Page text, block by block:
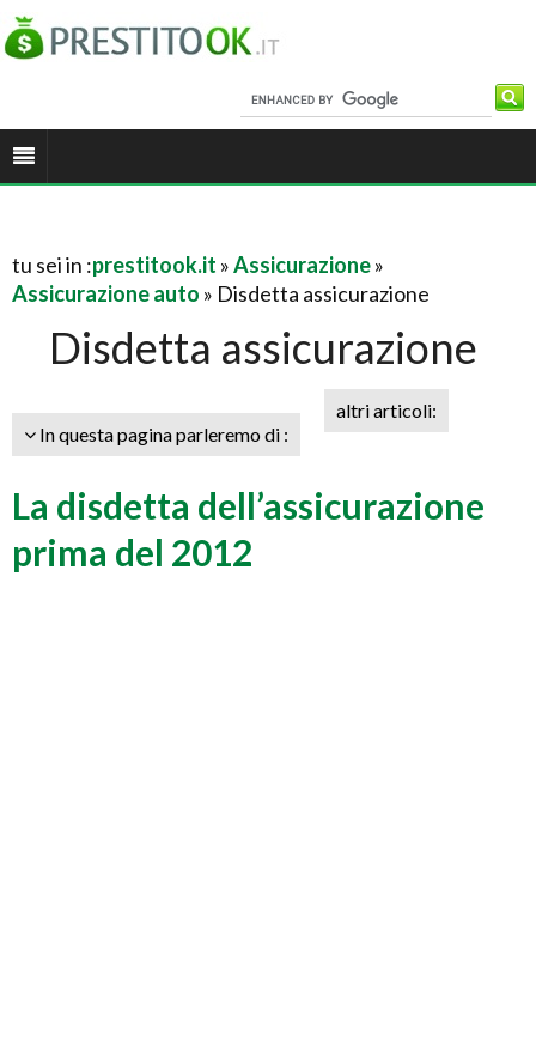
tu sei in :prestitook.it »Assicurazione»
Assicurazione auto » Disdetta assicurazione
Disdetta assicurazione
In questa pagina parleremo di :
altri articoli:
La disdetta dell’assicurazione
prima del 2012